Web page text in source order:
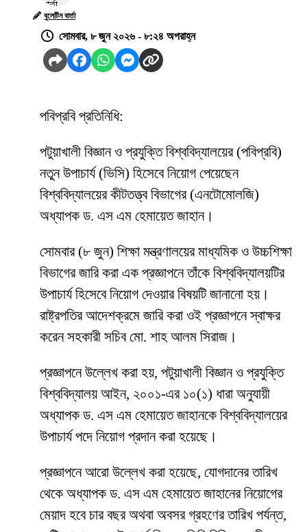
বুলেটিন বার্তা
সোমবার, ৮ জুন ২০২৬ - ৮:২৪ অপরাহ্ন
পবিপ্রবি প্রতিনিধি:
পটুয়াখালী বিজ্ঞান ও প্রযুক্তি বিশ্ববিদ্যালয়ের (পবিপ্রবি)
নতুন উপাচার্য (ভিসি) হিসেবে নিয়োগ পেয়েছেন
বিশ্ববিদ্যালয়ের কীটতত্ত্ব বিভাগের (এনটোমোলজি)
অধ্যাপক ড. এস এম হেমায়েত জাহান।
সোমবার (৮ জুন) শিক্ষা মন্ত্রণালয়ের মাধ্যমিক ও উচ্চশিক্ষা
বিভাগের জারি করা এক প্রজ্ঞাপনে তাঁকে বিশ্ববিদ্যালয়টির
উপাচার্য হিসেবে নিয়োগ দেওয়ার বিষয়টি জানানো হয়।
রাষ্ট্রপতির আদেশক্রমে জারি করা ওই প্রজ্ঞাপনে স্বাক্ষর
করেন সহকারী সচিব মো. শাহ আলম সিরাজ।
প্রজ্ঞাপনে উল্লেখ করা হয়, পটুয়াখালী বিজ্ঞান ও প্রযুক্তি
বিশ্ববিদ্যালয় আইন, ২০০১-এর ১০(১) ধারা অনুযায়ী
অধ্যাপক ড. এস এম হেমায়েত জাহানকে বিশ্ববিদ্যালয়ের
উপাচার্য পদে নিয়োগ প্রদান করা হয়েছে।
প্রজ্ঞাপনে আরো উল্লেখ করা হয়েছে, যোগদানের তারিখ
থেকে অধ্যাপক ড. এস এম হেমায়েত জাহানের নিয়োগের
মেয়াদ হবে চার বছর অথবা অবসর গ্রহণের তারিখ পর্যন্ত,